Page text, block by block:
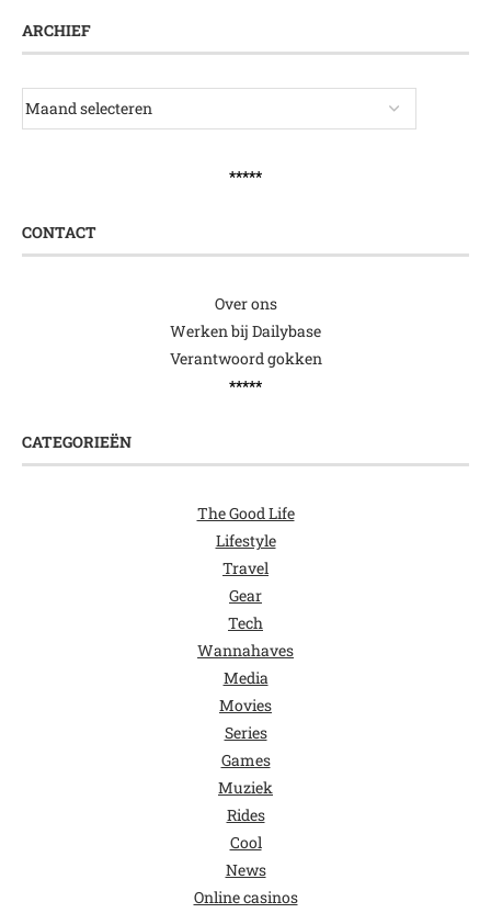
ARCHIEF
*****
CONTACT
Over ons
Werken bij Dailybase
Verantwoord gokken
*****
CATEGORIEËN
The Good Life
Lifestyle
Travel
Gear
Tech
Wannahaves
Media
Movies
Series
Games
Muziek
Rides
Cool
News
Online casinos